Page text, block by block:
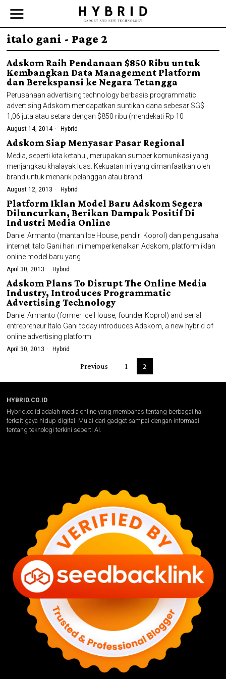
italo gani - Page 2
Adskom Raih Pendanaan $850 Ribu untuk
Kembangkan Data Management Platform
dan Berekspansi ke Negara Tetangga
Perusahaan advertising technology berbasis programmatic
advertising Adskom mendapatkan suntikan dana sebesar SG$
1,06 juta atau setara dengan $850 ribu (mendekati Rp 10
August 14, 2014 Hybrid
Adskom Siap Menyasar Pasar Regional
Media, seperti kita ketahui, merupakan sumber komunikasi yang
menjangkau khalayak luas. Kekuatan ini yang dimanfaatkan oleh
brand untuk menarik pelanggan atau brand
August 12, 2013 Hybrid
Platform Iklan Model Baru Adskom Segera
Diluncurkan, Berikan Dampak Positif Di
Industri Media Online
Daniel Armanto (mantan Ice House, pendiri Koprol) dan pengusaha
internet Italo Gani hari ini memperkenalkan Adskom, platform iklan
online model baru yang
April 30, 2013 Hybrid
Adskom Plans To Disrupt The Online Media
Industry, Introduces Programmatic
Advertising Technology
Daniel Armanto (former Ice House, founder Koprol) and serial
entrepreneur Italo Gani today introduces Adskom, a new hybrid of
online advertising platform
April 30, 2013 Hybrid
Previous 1 2
HYBRID.CO.ID
Hybrid.co.id adalah media online yang membahas tentang berbagai hal
terkait gaya hidup digital. Mulai dari gadget sampai dengan informasi
tentang teknologi terkini seperti AI.